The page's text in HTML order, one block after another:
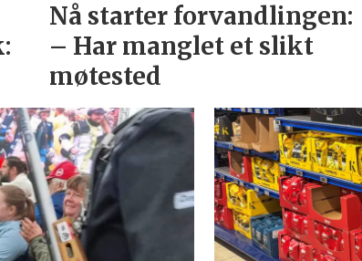
Nå starter forvandlingen:
– Har manglet et slikt
møtested